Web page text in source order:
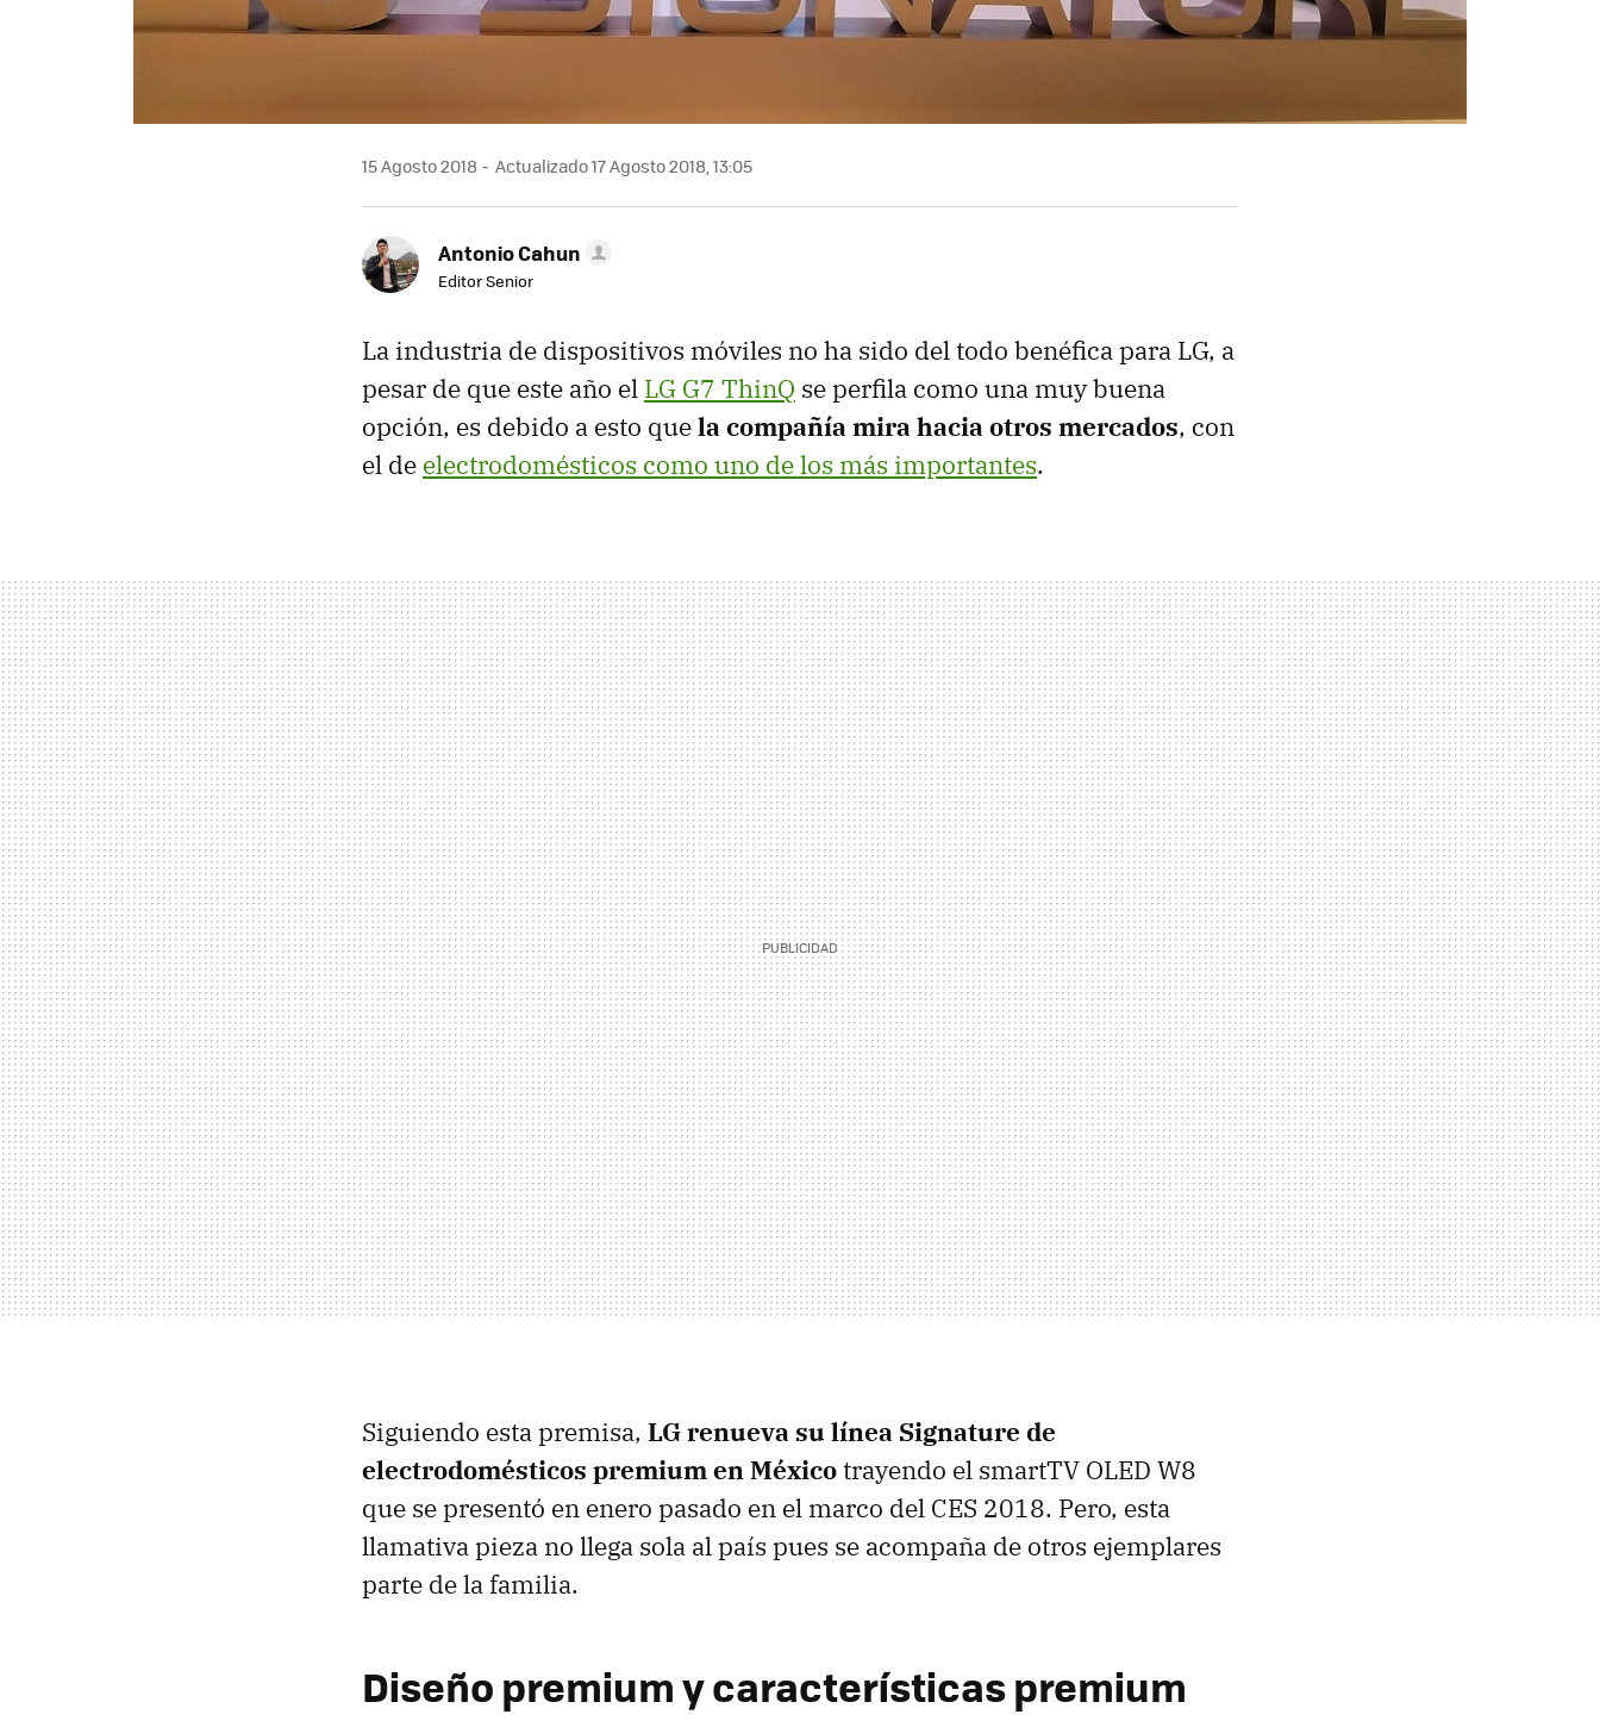
15 Agosto 2018 Actualizado 17 Agosto 2018, 13:05
Antonio Cahun
Editor Senior
La industria de dispositivos móviles no ha sido del todo benéfica para LG, a
pesar de que este año el LG G7 ThinQ se perfila como una muy buena
opción, es debido a esto quela compañía mira hacia otros mercados, con
el de electrodomésticos como uno de los más importantes.
Siguiendo esta premisa, LG renueva su línea Signature de
electrodomésticos premium en México trayendo el smartTV OLED W8
que se presentó en enero pasado en el marco del CES 2018. Pero, esta
llamativa pieza no llega sola al país pues se acompaña de otros ejemplares
parte de la familia.
Diseño premium y características premium